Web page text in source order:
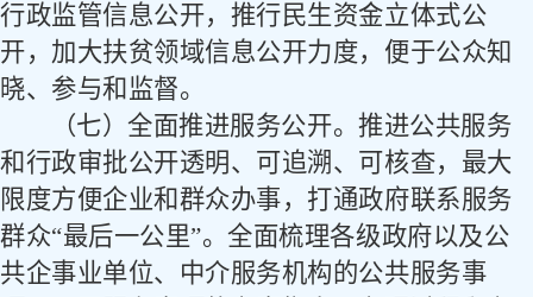
行政监管信息公开，推行民生资金立体式公
开，加大扶贫领域信息公开力度，便于公众知
晓、参与和监督。
（七）全面推进服务公开。推进公共服务
和行政审批公开透明、可追溯、可核查，最大
限度方便企业和群众办事，打通政府联系服务
群众“最后一公里”。全面梳理各级政府以及公
共企事业单位、中介服务机构的公共服务事